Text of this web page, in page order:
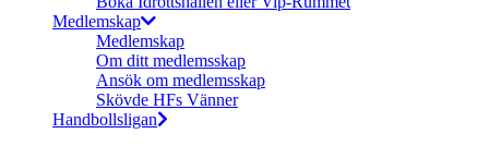
Medlemskap
Medlemskap
Om ditt medlemsskap
Ansök om medlemsskap
Skövde HFs Vänner
Handbollsligan